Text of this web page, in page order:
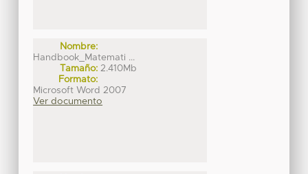
Nombre:
Handbook_Matemati ...
Tamaño: 2.410Mb
Formato:
Microsoft Word 2007
Ver documento